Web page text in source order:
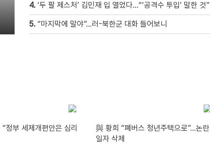
4. ‘두 팔 제스처’ 김민재 입 열었다…“‘공격수 투입’ 말한 것”
5. “마지막에 말야”…러-북한군 대화 들어보니
정부 세제개편안은 심리
與 황희 “폐버스 청년주택으로”…논란
일자 삭제